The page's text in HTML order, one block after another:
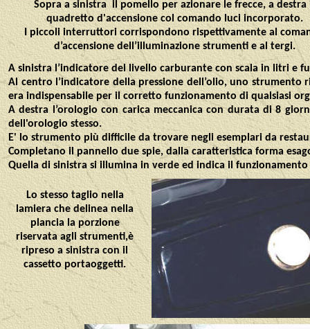
Sopra a sinistra il pomello per azionare le frecce, a destra
quadretto d'accensione col comando luci incorporato.
I piccoli interruttori corrispondono rispettivamente al
d’accensione dell’illuminazione strumenti e al tergi.
A sinistra l’indicatore del livello carburante con scala in litri e
Al centro l’indicatore della pressione dell’olio, uno
era indispensabile per il corretto funzionamento di qualsiasi
A destra l’orologio con carica meccanica con durata di 8
dell'orologio stesso.
E' lo strumento più difficile da trovare negli esemplari da
Completano il pannello due spie, dalla caratteristica forma
Quella di sinistra si illumina in verde ed indica il
Lo stesso taglio nella
lamiera che delinea nella
plancia la porzione
riservata agli strumenti,è
ripreso a sinistra con il
cassetto portaoggetti.